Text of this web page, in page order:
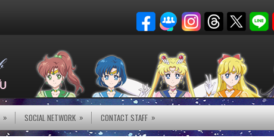
» SOCIAL NETWORK » CONTACT STAFF »